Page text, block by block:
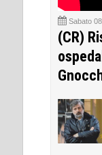
Sabato
(CR)